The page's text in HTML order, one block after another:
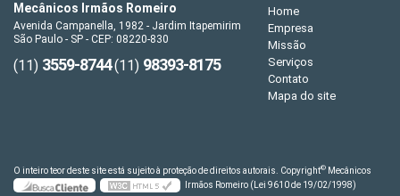
Mecânicos Irmãos Romeiro
Avenida Campanella, 1982 - Jardim Itapemirim
São Paulo - SP - CEP: 08220-830
(11) 3559-8744(11) 98393-8175
Home
Empresa
Missão
Serviços
Contato
Mapa do site
O inteiro teor deste site está sujeito à proteção de direitos autorais. Copyright© Mecânicos
Irmãos Romeiro (Lei 9610 de 19/02/1998)